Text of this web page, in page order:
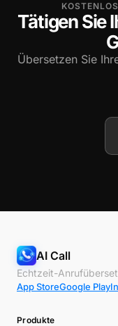
Tätigen Sie
Übersetzen Sie
AI Call
Echtzeit-
App StoreGoogle Play
Produkte